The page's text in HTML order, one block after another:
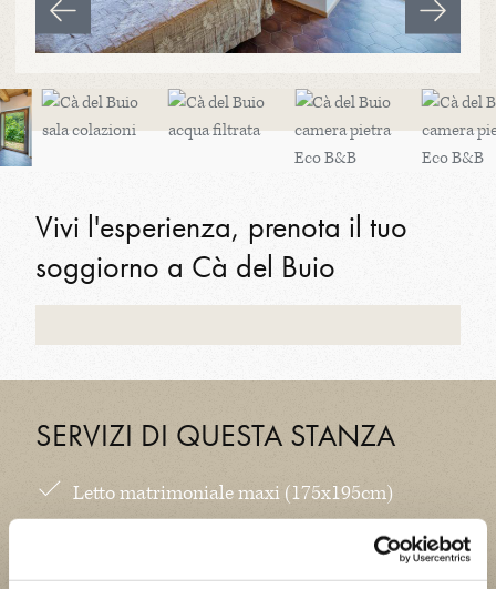
Vivi l'esperienza, prenota il tuo
soggiorno a Cà del Buio
SERVIZI DI QUESTA STANZA
Letto matrimoniale maxi (175x195cm)